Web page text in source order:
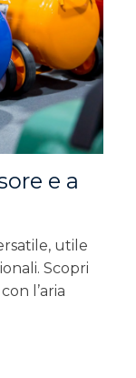
e a
utile
Scopri
l’aria